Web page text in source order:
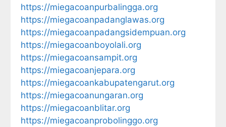
https://miegacoanpurbalingga.org
https://miegacoanpadanglawas.org
https://miegacoanpadangsidempuan.org
https://miegacoanboyolali.org
https://miegacoansampit.org
https://miegacoanjepara.org
https://miegacoankabupatengarut.org
https://miegacoanungaran.org
https://miegacoanblitar.org
https://miegacoanprobolinggo.org